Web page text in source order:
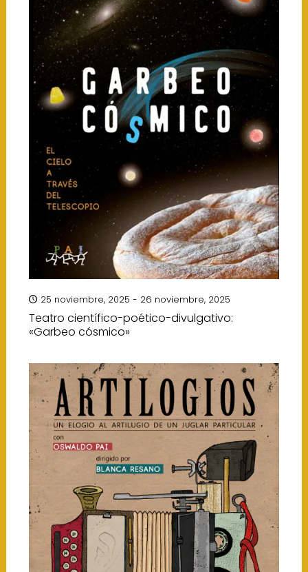
25 noviembre, 2025 - 26 noviembre, 2025
Teatro científico-poético-divulgativo:
«Garbeo cósmico»